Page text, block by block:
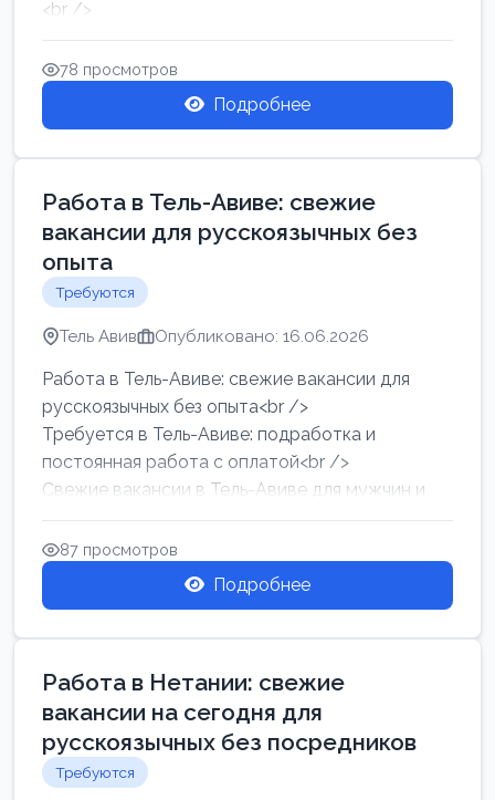
<br />
Работа в Нетании на мебельном производстве:
требу...
78 просмотров
Подробнее
Работа в Тель-Авиве: свежие
вакансии для русскоязычных без
опыта
Требуются
Тель Авив Опубликовано: 16.06.2026
Работа в Тель-Авиве: свежие вакансии для
русскоязычных без опыта<br />
Требуется в Тель-Авиве: подработка и
постоянная работа с оплатой<br />
Свежие вакансии в Тель-Авиве для мужчин и
женщин от хозя...
87 просмотров
Подробнее
Работа в Нетании: свежие
вакансии на сегодня для
русскоязычных без посредников
Требуются